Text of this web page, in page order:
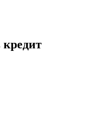
кредит